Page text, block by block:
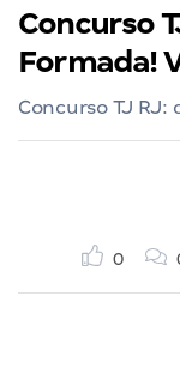
Concurso
Formada!
Concurso TJ
0